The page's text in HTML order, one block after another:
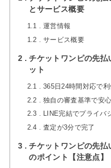
とサービス概要
1.1
運営情報
1.2
サービス概要
2
チケットワンピの先払
ット
2.1
365日24時間対応で
2.2
独自の審査基準で安心
2.3
LINE完結でプライバ
2.4
査定が3分で完了
3
チケットワンピの先
のポイント【注意点】